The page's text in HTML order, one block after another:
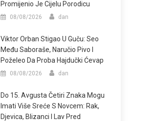
Promijenio Je Cijelu Porodicu
08/08/2026 dan
Viktor Orban Stigao U Guču: Seo
Među Saboraše, Naručio Pivo I
Poželeo Da Proba Hajdučki Ćevap
08/08/2026 dan
Do 15. Avgusta Četiri Znaka Mogu
Imati Više Sreće S Novcem: Rak,
Djevica, Blizanci I Lav Pred